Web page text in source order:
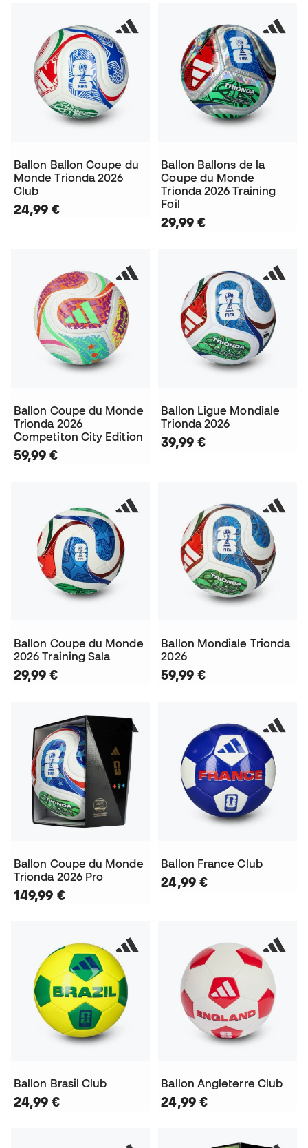
Ballon Ballon Coupe du
Monde Trionda 2026
Club
24,99 €
Ballon Ballons de la
Coupe du Monde
Trionda 2026 Training
Foil
29,99 €
Ballon Coupe du Monde
Trionda 2026
Competiton City Edition
59,99 €
Ballon Ligue Mondiale
Trionda 2026
39,99 €
Ballon Coupe du Monde
2026 Training Sala
29,99 €
Ballon Mondiale Trionda
2026
59,99 €
Ballon Coupe du Monde
Trionda 2026 Pro
149,99 €
Ballon France Club
24,99 €
Ballon Brasil Club
24,99 €
Ballon Angleterre Club
24,99 €